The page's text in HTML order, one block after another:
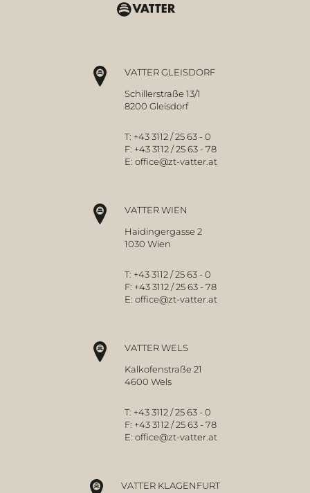
VATTER GLEISDORF
Schillerstraße 13/1
8200 Gleisdorf
T: +43 3112 / 25 63 - 0
F: +43 3112 / 25 63 - 78
E: office@zt-vatter.at
VATTER WIEN
Haidingergasse 2
1030 Wien
T: +43 3112 / 25 63 - 0
F: +43 3112 / 25 63 - 78
E: office@zt-vatter.at
VATTER WELS
Kalkofenstraße 21
4600 Wels
T: +43 3112 / 25 63 - 0
F: +43 3112 / 25 63 - 78
E: office@zt-vatter.at
VATTER KLAGENFURT